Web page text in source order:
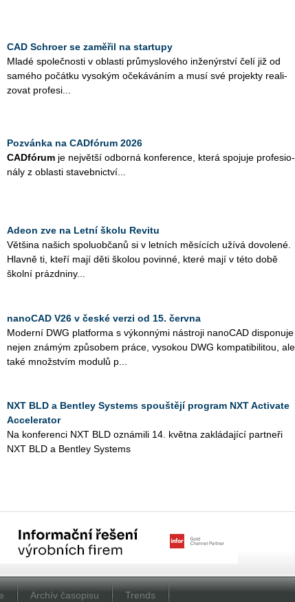
CAD Schroer se zaměřil na startupy
Mladé spo­leč­nos­ti v ob­las­ti prů­mys­lo­vé­ho in­že­nýr­ství čelí již od
sa­mé­ho po­čát­ku vy­so­kým oče­ká­vá­ním a musí své pro­jek­ty re­a­li­
zo­vat pro­fe­si­...
Pozvánka na CADfórum 2026
CAD­fó­rum je nej­vět­ší od­bor­ná kon­fe­ren­ce, která spo­ju­je pro­fe­si­o­
ná­ly z ob­las­ti sta­veb­nic­tví...
Adeon zve na Letní školu Revitu
Vět­ši­na na­šich spo­lu­ob­ča­nů si v let­ních mě­sí­cích užívá do­vo­le­né.
Hlav­ně ti, kteří mají děti ško­lou po­vin­né, které mají v této době
škol­ní prázd­ni­ny...
nanoCAD V26 v české verzi od 15. června
Mo­der­ní DWG plat­for­ma s vý­kon­ný­mi ná­stro­ji na­no­CAD dis­po­nu­je
nejen zná­mým způ­so­bem práce, vy­so­kou DWG kom­pa­ti­bi­li­tou, ale
také množ­stvím mo­du­lů p...
NXT BLD a Bentley Systems spouštějí program NXT Activate
Accelerator
Na kon­fe­ren­ci NXT BLD ozná­mi­li 14. květ­na za­klá­da­jí­cí part­ne­ři
NXT BLD a Bent­ley Sys­tems
Archív časopisu Trends